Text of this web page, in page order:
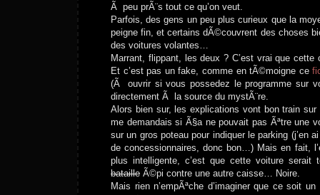
Ã peu prÃ¨s tout ce qu’on veut.
Parfois, des gens un peu plus curieux que la
peigne fin, et certains dÃ©couvrent des choses
des voitures volantes…
Marrant, flippant, les deux ? C’est vrai que
Et c’est pas un fake, comme en tÃ©moigne ce
(Ã ouvrir si vous possedez le programme sur
directement Ã la source du mystÃ¨re.
Alors bien sur, les explications vont bon train
me demandais si Ã§a ne pouvait pas Ãªtre une
sur un gros poteau pour indiquer le parking (j’en
de concessionnaires, donc bon…) Mais en fait,
plus intelligente, c’est que cette voiture serait
bataille Ã©pi contre une autre caisse… Noire.
Mais rien n’empÃªche d’imaginer que ce soit